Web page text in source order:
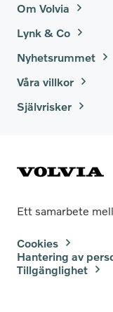
Om Volvia
Lynk & Co
Nyhetsrummet
Våra villkor
Självrisker
Ett samarbete
Cookies
Hantering av
Tillgänglighet